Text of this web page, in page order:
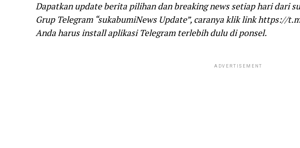
Dapatkan update berita pilihan dan breaking news setiap hari dari
Grup Telegram “sukabumiNews Update”, caranya klik link https://
Anda harus install aplikasi Telegram terlebih dulu di ponsel.
ADVERTISEMENT